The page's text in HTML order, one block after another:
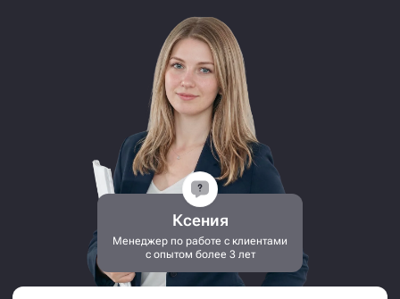
Ксения
Менеджер по работе с клиентами
с опытом более 3 лет